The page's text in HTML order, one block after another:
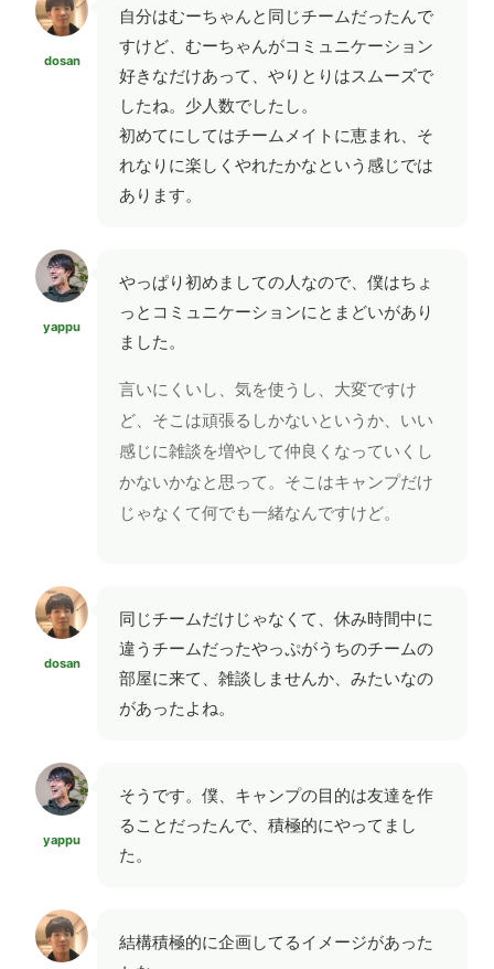
dosan
自分はむーちゃんと同じチームだったんで
すけど、むーちゃんがコミュニケーション
好きなだけあって、やりとりはスムーズで
したね。少人数でしたし。
初めてにしてはチームメイトに恵まれ、そ
れなりに楽しくやれたかなという感じでは
あります。
yappu
やっぱり初めましての人なので、僕はちょ
っとコミュニケーションにとまどいがあり
ました。
言いにくいし、気を使うし、大変ですけ
ど、そこは頑張るしかないというか、いい
感じに雑談を増やして仲良くなっていくし
かないかなと思って。そこはキャンプだけ
じゃなくて何でも一緒なんですけど。
dosan
同じチームだけじゃなくて、休み時間中に
違うチームだったやっぷがうちのチームの
部屋に来て、雑談しませんか、みたいなの
があったよね。
yappu
そうです。僕、キャンプの目的は友達を作
ることだったんで、積極的にやってまし
た。
結構積極的に企画してるイメージがあった